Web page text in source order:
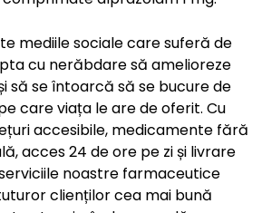
mediile sociale care suferă de
cu nerăbdare să amelioreze
să se întoarcă să se bucure de
care viața le are de oferit. Cu
accesibile, medicamente fără
acces 24 de ore pe zi și livrare
noastre farmaceutice
clienților cea mai bună